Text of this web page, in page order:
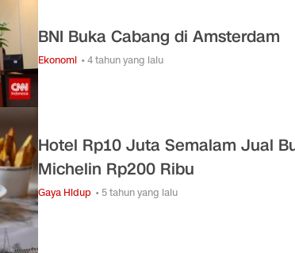
BNI Buka Cabang di Amsterdam
Ekonomi • 4 tahun yang lalu
Hotel Rp10 Juta Semalam Jual
Michelin Rp200 Ribu
Gaya Hidup • 5 tahun yang lalu